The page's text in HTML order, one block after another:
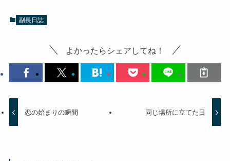
副長日誌
よかったらシェアしてね！
恋の始まりの瞬間 同じ場所に立てた日